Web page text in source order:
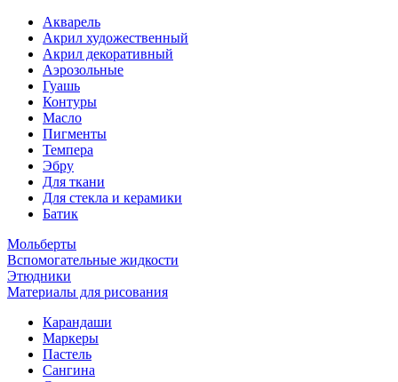
Акварель
Акрил художественный
Акрил декоративный
Аэрозольные
Гуашь
Контуры
Масло
Пигменты
Темпера
Эбру
Для ткани
Для стекла и керамики
Батик
Мольберты
Вспомогательные жидкости
Этюдники
Материалы для рисования
Карандаши
Маркеры
Пастель
Сангина